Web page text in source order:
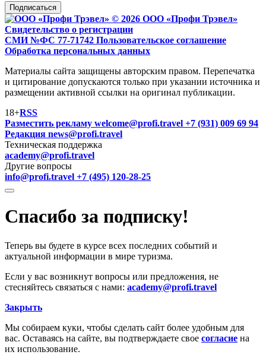
Подписаться
© 2026 ООО «Профи Трэвeл»
Свидетельство о регистрации
СМИ №ФС 77-71742 Пользовательское соглашение
Обработка персональных данных
Материалы сайта защищены авторским правом. Перепечатка
и цитирование допускаются только при указании источника и
размещении активной ссылки на оригинал публикации.
18+RSS
Разместить рекламу welcome@profi.travel +7 (931) 009 69 94
Редакция news@profi.travel
Техническая поддержка
academy@profi.travel
Другие вопросы
info@profi.travel +7 (495) 120-28-25
Спасибо за подписку!
Теперь вы будете в курсе всех последних событий и
актуальной информации в мире туризма.
Если у вас возникнут вопросы или предложения, не
стесняйтесь связаться с нами: academy@profi.travel
Закрыть
Мы собираем куки, чтобы сделать сайт более удобным для
вас. Оставаясь на сайте, вы подтверждаете свое согласие на
их использование.